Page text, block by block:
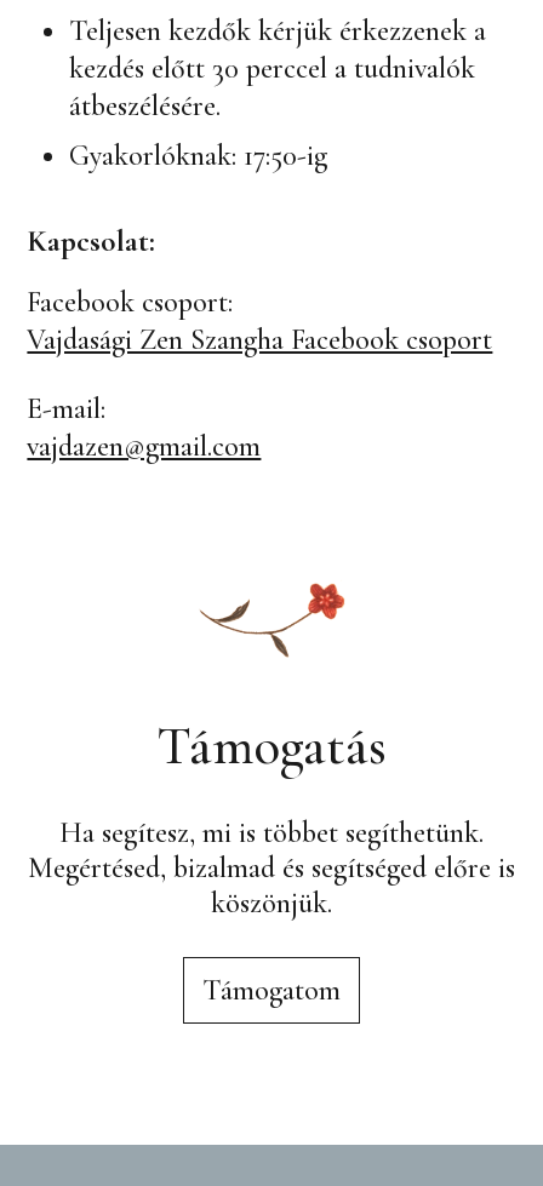
Teljesen kezdők kérjük érkezzenek a
kezdés előtt 30 perccel a tudnivalók
átbeszélésére.
Gyakorlóknak: 17:50-ig
Kapcsolat:
Facebook csoport:
Vajdasági Zen Szangha Facebook csoport
E-mail:
vajdazen@gmail.com
Támogatás
Ha segítesz, mi is többet segíthetünk.
Megértésed, bizalmad és segítséged előre is
köszönjük.
Támogatom